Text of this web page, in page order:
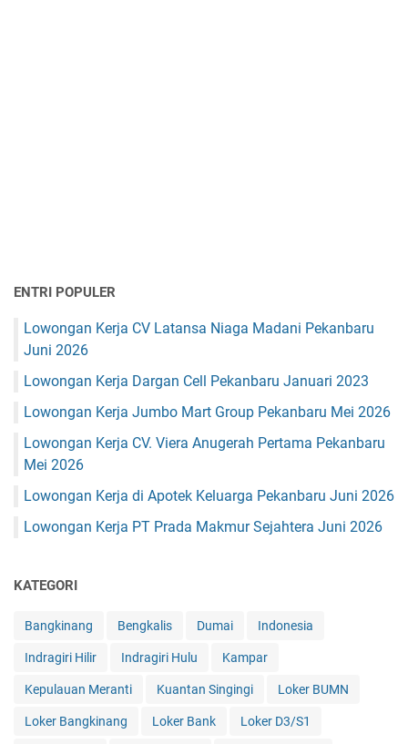
ENTRI POPULER
Lowongan Kerja CV Latansa Niaga Madani Pekanbaru
Juni 2026
Lowongan Kerja Dargan Cell Pekanbaru Januari 2023
Lowongan Kerja Jumbo Mart Group Pekanbaru Mei 2026
Lowongan Kerja CV. Viera Anugerah Pertama Pekanbaru
Mei 2026
Lowongan Kerja di Apotek Keluarga Pekanbaru Juni 2026
Lowongan Kerja PT Prada Makmur Sejahtera Juni 2026
KATEGORI
Bangkinang Bengkalis Dumai Indonesia
Indragiri Hilir Indragiri Hulu Kampar
Kepulauan Meranti Kuantan Singingi Loker BUMN
Loker Bangkinang Loker Bank Loker D3/S1